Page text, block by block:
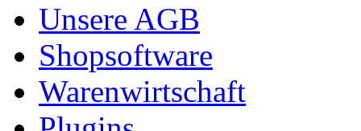
Unsere AGB
Shopsoftware
Warenwirtschaft